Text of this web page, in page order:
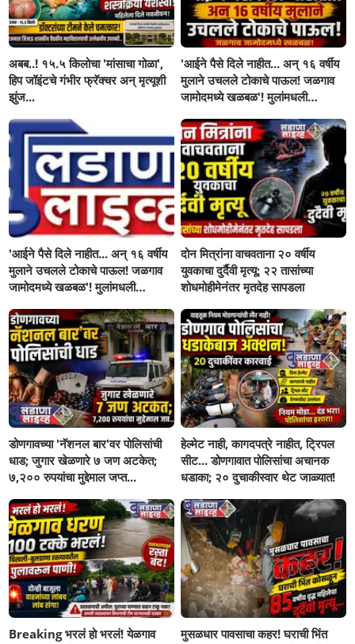
अबब..! १५.५ किलोचा 'मांसाचा गोळा',
हिप जॉइंटचे गंभीर फ्रॅक्चर अन् मृत्यूशी
झुंज...
'आईने पैसे दिले नाहीत... अन् १६ वर्षीय
मुलाने उचलले टोकाचे पाऊल! जळगाव
जामोदमध्ये खळबळ'! मुलांमधली
'आईने पैसे दिले नाहीत... अन् १६ वर्षीय
मुलाने उचलले टोकाचे पाऊल! जळगाव
जामोदमध्ये खळबळ'! मुलांमधली
दोन मित्रांना वाचवताना २० वर्षीय
युवकाचा दुर्दैवी मृत्यू; २२ तासांच्या
शोधमोहीमेनंतर मृतदेह सापडला
डोणगावच्या 'नॅशनल बार'वर पोलिसांची
धाड; जुगार खेळणारे ७ जण अटकेत;
७,२०० रुपयांचा मुद्देमाल जप्त...
हेल्मेट नाही, कागदपत्रे नाहीत, ट्रिपल
सीट... डोणगावात पोलिसांचा अचानक
धडाका; २० दुचाकीस्वार थेट जाळ्यात!
Breaking भरलं हो भरलं! येळगाव
मुसळधार पावसाचा कहर! घराची भिंत